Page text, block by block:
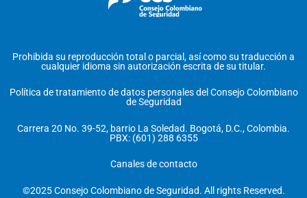
Prohibida su reproducción total o parcial, así como su traducción a
cualquier idioma sin autorización escrita de su titular.
Política de tratamiento de datos personales del Consejo Colombiano
de Seguridad
Carrera 20 No. 39-52, barrio La Soledad. Bogotá, D.C., Colombia.
PBX: (601) 288 6355
Canales de contacto
©2025 Consejo Colombiano de Seguridad. All rights Reserved.